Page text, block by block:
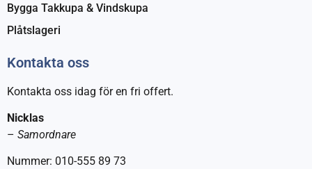
Bygga Takkupa & Vindskupa
Plåtslageri
Kontakta oss
Kontakta oss idag för en fri offert.
Nicklas
– Samordnare
Nummer: 010-555 89 73